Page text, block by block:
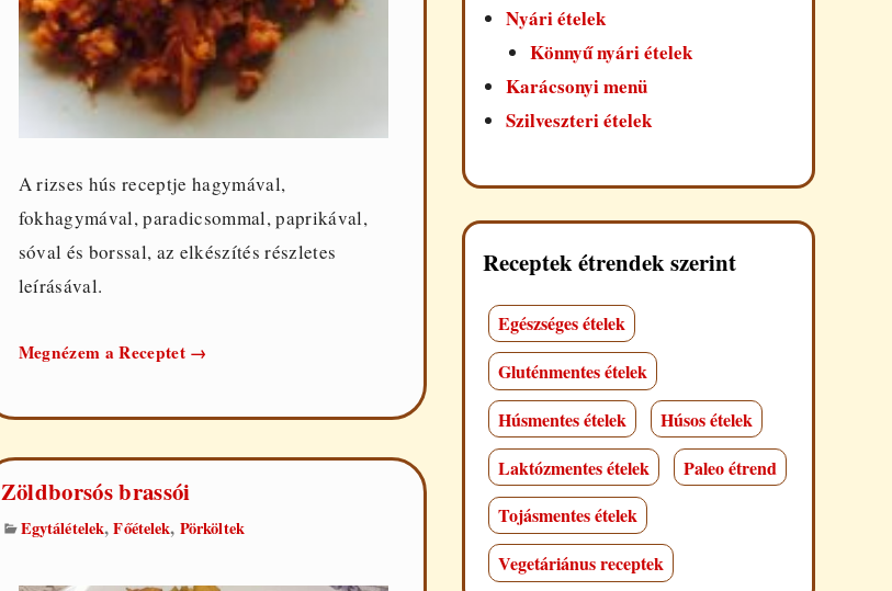
A rizses hús receptje hagymával,
fokhagymával, paradicsommal, paprikával,
sóval és borssal, az elkészítés részletes
leírásával.
Megnézem a Receptet Rizses
→
Zöldborsós brassói
Egytálételek,Főételek, Pörköltek
Nyári ételek
Könnyű nyári ételek
Karácsonyi menü
Szilveszteri ételek
Receptek étrendek szerint
Egészséges ételek
Gluténmentes ételek
Húsmentes ételek
Húsos ételek
Laktózmentes ételek
Paleo étrend
Tojásmentes ételek
Vegetáriánus receptek